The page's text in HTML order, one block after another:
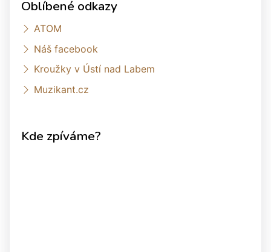
Oblíbené odkazy
ATOM
Náš facebook
Kroužky v Ústí nad Labem
Muzikant.cz
Kde zpíváme?